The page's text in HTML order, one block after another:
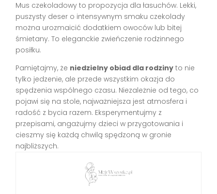
Mus czekoladowy to propozycja dla łasuchów. Lekki,
puszysty deser o intensywnym smaku czekolady
można urozmaicić dodatkiem owoców lub bitej
śmietany. To eleganckie zwieńczenie rodzinnego
posiłku.
Pamiętajmy, że niedzielny obiad dla rodziny to nie
tylko jedzenie, ale przede wszystkim okazja do
spędzenia wspólnego czasu. Niezależnie od tego, co
pojawi się na stole, najważniejsza jest atmosfera i
radość z bycia razem. Eksperymentujmy z
przepisami, angażujmy dzieci w przygotowania i
cieszmy się każdą chwilą spędzoną w gronie
najbliższych.